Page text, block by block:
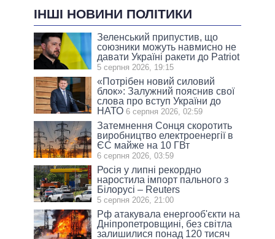
ІНШІ НОВИНИ ПОЛІТИКИ
Зеленський припустив, що
союзники можуть навмисно не
давати Україні ракети до Patriot
5 серпня 2026, 19:15
«Потрібен новий силовий
блок»: Залужний пояснив свої
слова про вступ України до
НАТО 6 серпня 2026, 02:59
Затемнення Сонця скоротить
виробництво електроенергії в
ЄС майже на 10 ГВт
6 серпня 2026, 03:59
Росія у липні рекордно
наростила імпорт пального з
Білорусі – Reuters
5 серпня 2026, 21:00
Рф атакувала енергооб'єкти на
Дніпропетровщині, без світла
залишилися понад 120 тисяч